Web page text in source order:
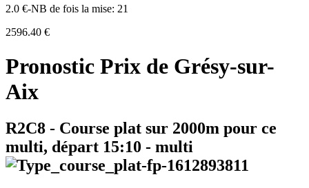
2.0 €-NB de fois la mise: 21
2596.40 €
Pronostic Prix de Grésy-sur-
Aix
R2C8 - Course plat sur 2000m pour ce
multi, départ 15:10 - multi